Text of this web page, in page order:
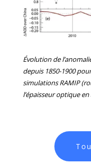
Évolution de
depuis 1850-1900
simulations RAMIP
l’épaisseur optique